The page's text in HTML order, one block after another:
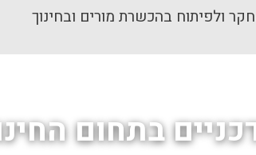
ולפיתוח בהכשרת מורים ובחינוך
בתחום